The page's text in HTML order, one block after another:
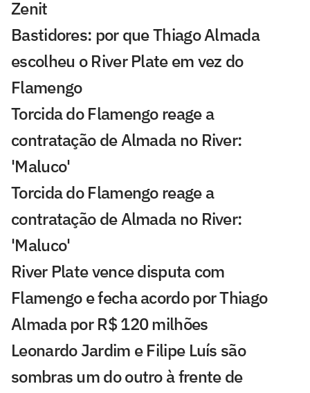
Zenit
Bastidores: por que Thiago Almada
escolheu o River Plate em vez do
Flamengo
Torcida do Flamengo reage a
contratação de Almada no River:
'Maluco'
Torcida do Flamengo reage a
contratação de Almada no River:
'Maluco'
River Plate vence disputa com
Flamengo e fecha acordo por Thiago
Almada por R$ 120 milhões
Leonardo Jardim e Filipe Luís são
sombras um do outro à frente de